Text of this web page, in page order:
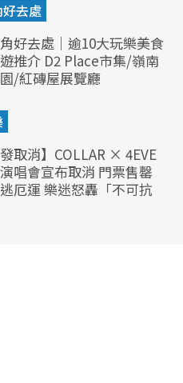
去處
好去處｜逾10大玩樂美食
推介 D2 Place市集/嶺南
/紅磚屋展覽廳
發取消】COLLAR × 4EVE
唱會宣布取消 門票售罄
厄運 樂迷怒轟「不可抗